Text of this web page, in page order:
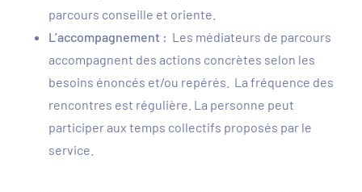
parcours conseille et oriente.
L’accompagnement : Les médiateurs de parcours
accompagnent des actions concrètes selon les
besoins énoncés et/ou repérés. La fréquence des
rencontres est régulière. La personne peut
participer aux temps collectifs proposés par le
service.